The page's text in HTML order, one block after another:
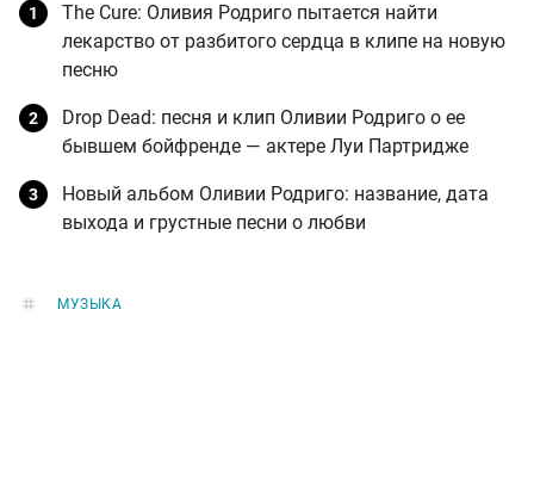
The Cure: Оливия Родриго пытается найти
лекарство от разбитого сердца в клипе на новую
песню
Drop Dead: песня и клип Оливии Родриго о ее
бывшем бойфренде — актере Луи Партридже
Новый альбом Оливии Родриго: название, дата
выхода и грустные песни о любви
МУЗЫКА